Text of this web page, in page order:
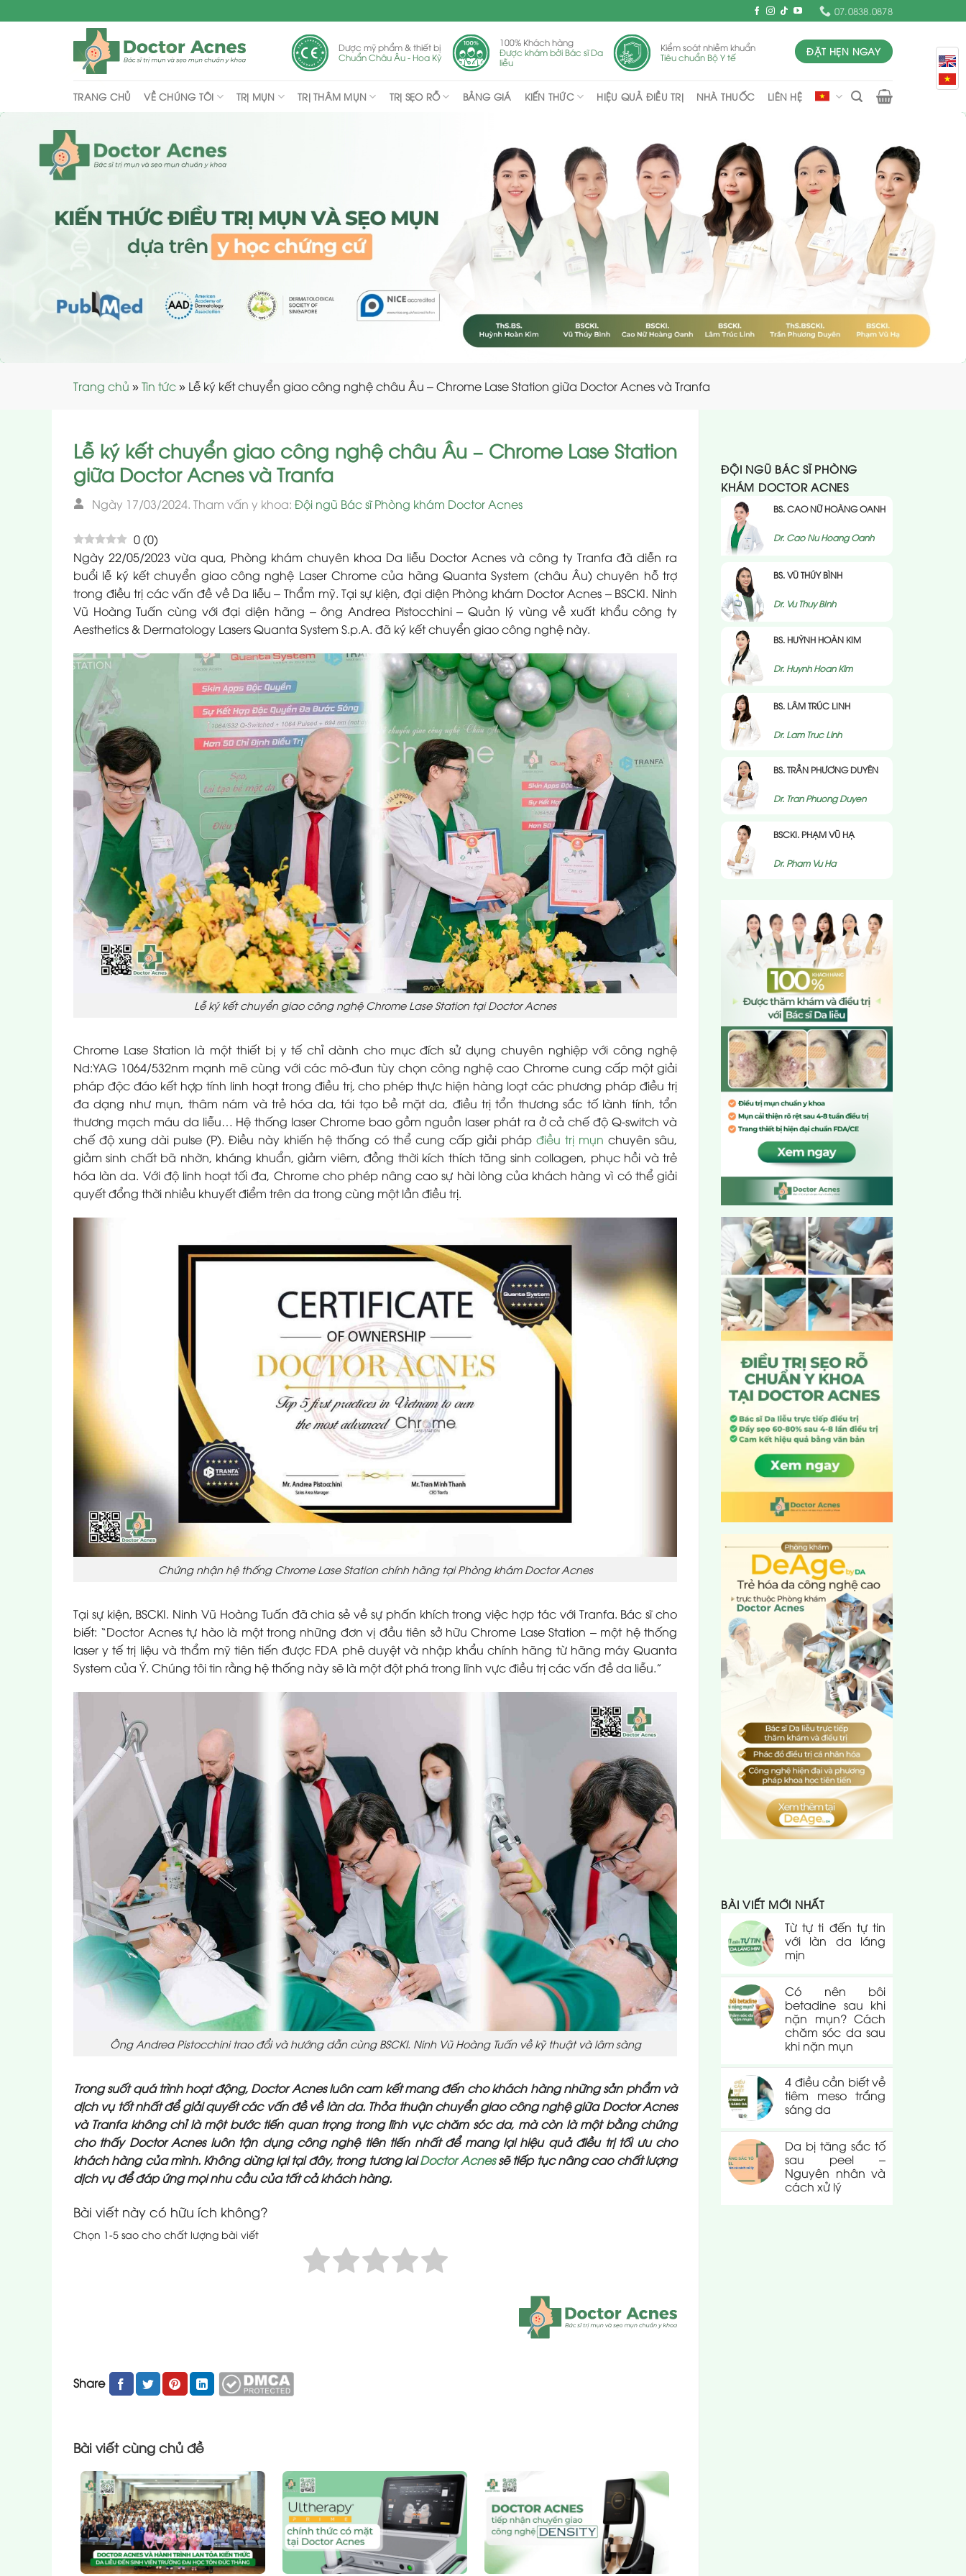
to
07.0838.0878
Dược mỹ phẩm & thiết bị
Chuẩn Châu Âu - Hoa Kỳ
100% Khách hàng
Được khám bởi Bác sĩ Da
liễu
Kiểm soát nhiễm khuẩn
Tiêu chuẩn Bộ Y tế
ĐẶT HẸN NGAY
TRANG CHỦ VỀ CHÚNG TÔI TRỊ MỤN TRỊ THÂM MỤN TRỊ SẸO RỖ BẢNG GIÁ KIẾN THỨC HIỆU QUẢ ĐIỀU TRỊ NHÀ THUỐC LIÊN HỆ
Trang chủ »Tin tức» Lễ ký kết chuyển giao công nghệ châu Âu – Chrome Lase Station giữa Doctor Acnes và Tranfa
Lễ ký kết chuyển giao công nghệ châu Âu – Chrome Lase Station
giữa Doctor Acnes và Tranfa
Ngày 17/03/2024. Tham vấn y khoa: Đội ngũ Bác sĩ Phòng khám Doctor Acnes
0(0)
Ngày 22/05/2023 vừa qua, Phòng khám chuyên khoa Da liễu Doctor Acnes và công ty Tranfa đã diễn ra
buổi lễ ký kết chuyển giao công nghệ Laser Chrome của hãng Quanta System (châu Âu) chuyên hỗ trợ
trong điều trị các vấn đề về Da liễu – Thẩm mỹ. Tại sự kiện, đại diện Phòng khám Doctor Acnes – BSCKI. Ninh
Vũ Hoàng Tuấn cùng với đại diện hãng – ông Andrea Pistocchini – Quản lý vùng về xuất khẩu công ty
Aesthetics & Dermatology Lasers Quanta System S.p.A. đã ký kết chuyển giao công nghệ này.
Lễ ký kết chuyển giao công nghệ Chrome Lase Station tại Doctor Acnes
Chrome Lase Station là một thiết bị y tế chỉ dành cho mục đích sử dụng chuyên nghiệp với công nghệ
Nd:YAG 1064/532nm mạnh mẽ cùng với các mô-đun tùy chọn công nghệ cao Chrome cung cấp một giải
pháp độc đáo kết hợp tính linh hoạt trong điều trị, cho phép thực hiện hàng loạt các phương pháp điều trị
đa dạng như mụn, thâm nám và trẻ hóa da, tái tạo bề mặt da, điều trị tổn thương sắc tố lành tính, tổn
thương mạch máu da liễu… Hệ thống laser Chrome bao gồm nguồn laser phát ra ở cả chế độ Q-switch và
chế độ xung dài pulse (P). Điều này khiến hệ thống có thể cung cấp giải pháp điều trị mụn chuyên sâu,
giảm sinh chất bã nhờn, kháng khuẩn, giảm viêm, đồng thời kích thích tăng sinh collagen, phục hồi và trẻ
hóa làn da. Với độ linh hoạt tối đa, Chrome cho phép nâng cao sự hài lòng của khách hàng vì có thể giải
quyết đổng thời nhiều khuyết điểm trên da trong cùng một lần điều trị.
Chứng nhận hệ thống Chrome Lase Station chính hãng tại Phòng khám Doctor Acnes
Tại sự kiện, BSCKI. Ninh Vũ Hoàng Tuấn đã chia sẻ về sự phấn khích trong việc hợp tác với Tranfa. Bác sĩ cho
biết: “Doctor Acnes tự hào là một trong những đơn vị đầu tiên sở hữu Chrome Lase Station – một hệ thống
laser y tế trị liệu và thẩm mỹ tiên tiến được FDA phê duyệt và nhập khẩu chính hãng từ hãng máy Quanta
System của Ý. Chúng tôi tin rằng hệ thống này sẽ là một đột phá trong lĩnh vực điều trị các vấn đề da liễu.”
Ông Andrea Pistocchini trao đổi và hướng dẫn cùng BSCKI. Ninh Vũ Hoàng Tuấn về kỹ thuật và lâm sàng
Trong suốt quá trình hoạt động, Doctor Acnes luôn cam kết mang đến cho khách hàng những sản phẩm và
dịch vụ tốt nhất để giải quyết các vấn đề về làn da. Thỏa thuận chuyển giao công nghệ giữa Doctor Acnes
và Tranfa không chỉ là một bước tiến quan trọng trong lĩnh vực chăm sóc da, mà còn là một bằng chứng
cho thấy Doctor Acnes luôn tận dụng công nghệ tiên tiến nhất để mang lại hiệu quả điều trị tối ưu cho
khách hàng của mình. Không dừng lại tại đây, trong tương laiDoctor Acnessẽ tiếp tục nâng cao chất lượng
dịch vụ để đáp ứng mọi nhu cầu của tất cả khách hàng.
Bài viết này có hữu ích không?
Chọn 1-5 sao cho chất lượng bài viết
Share
Bài viết cùng chủ đề
ĐỘI NGŨ BÁC SĨ PHÒNG
KHÁM DOCTOR ACNES
BS. CAO NỮ HOÀNG OANH
Dr. Cao Nu Hoang Oanh
BS. VŨ THÚY BÌNH
Dr. Vu Thuy BInh
BS. HUỲNH HOÀN KIM
Dr. Huynh Hoan Kim
BS. LÂM TRÚC LINH
Dr. Lam Truc Linh
BS. TRẦN PHƯƠNG DUYÊN
Dr. Tran Phuong Duyen
BSCKI. PHẠM VŨ HẠ
Dr. Pham Vu Ha
BÀI VIẾT MỚI NHẤT
Từ tự ti đến tự tin
với làn da láng
mịn
Có nên bôi
betadine sau khi
nặn mụn? Cách
chăm sóc da sau
khi nặn mụn
4 điều cần biết về
tiêm meso trắng
sáng da
Da bị tăng sắc tố
sau peel –
Nguyên nhân và
cách xử lý